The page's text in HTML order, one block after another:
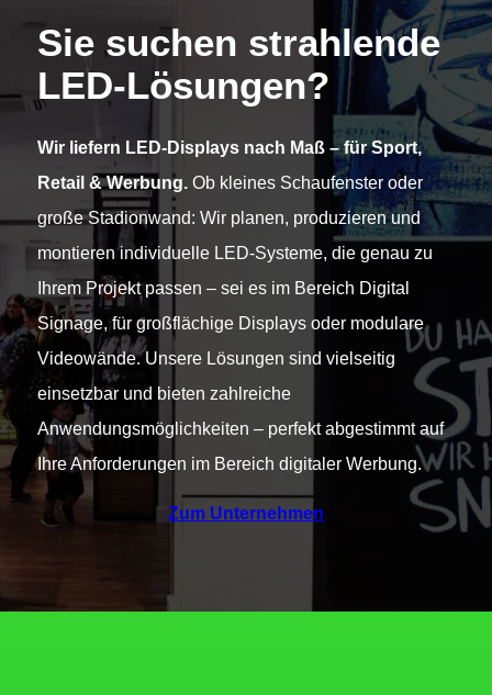
Sie suchen strahlende
LED-Lösungen?
Wir liefern LED-Displays nach Maß – für Sport,
Retail & Werbung. Ob kleines Schaufenster oder
große Stadionwand: Wir planen, produzieren und
montieren individuelle LED-Systeme, die genau zu
Ihrem Projekt passen – sei es im Bereich Digital
Signage, für großflächige Displays oder modulare
Videowände. Unsere Lösungen sind vielseitig
einsetzbar und bieten zahlreiche
Anwendungsmöglichkeiten – perfekt abgestimmt auf
Ihre Anforderungen im Bereich digitaler Werbung.
Zum Unternehmen